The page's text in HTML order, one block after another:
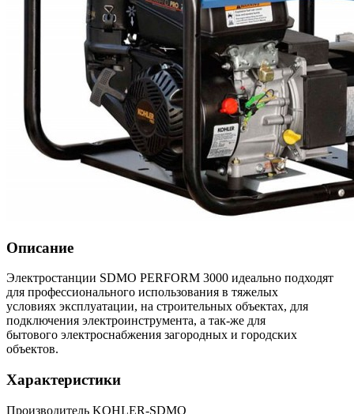
Описание
Электростанции SDMO PERFORM 3000 идеально подходят
для профессионального использования в тяжелых
условиях эксплуатации, на строительных объектах, для
подключения электроинструмента, а так-же для
бытового электроснабжения загородных и городских
объектов.
Характеристики
Производитель KOHLER-SDMO